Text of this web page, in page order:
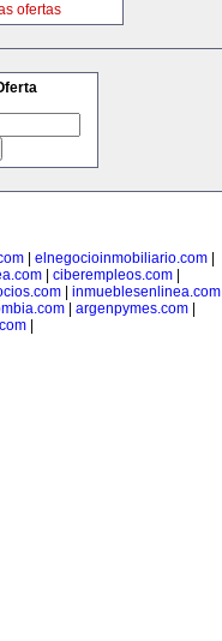
ofertas
| elnegocioinmobiliario.com|
ciberempleos.com
| inmueblesenlinea.com|
| argenpymes.com|
|